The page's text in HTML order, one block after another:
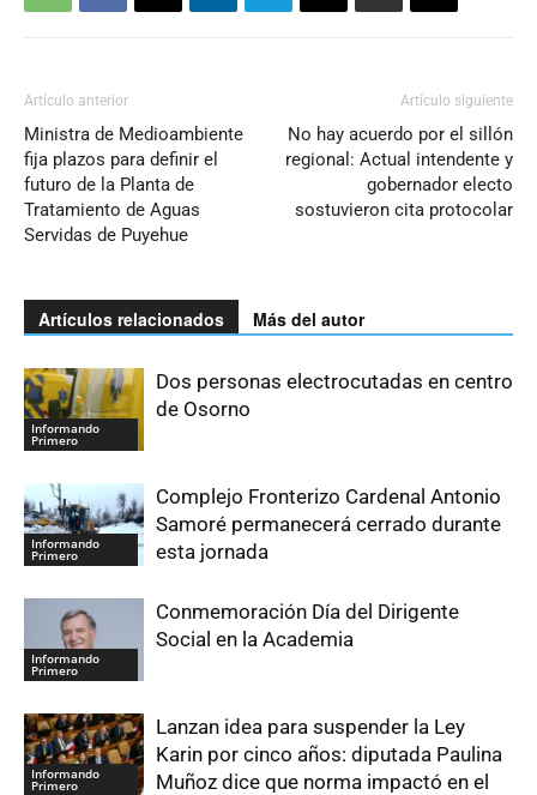
Artículo anterior
Ministra de Medioambiente
fija plazos para definir el
futuro de la Planta de
Tratamiento de Aguas
Servidas de Puyehue
Artículo siguiente
No hay acuerdo por el sillón
regional: Actual intendente y
gobernador electo
sostuvieron cita protocolar
Artículos relacionados Más del autor
Informando
Primero
Dos personas electrocutadas en centro
de Osorno
Informando
Primero
Complejo Fronterizo Cardenal Antonio
Samoré permanecerá cerrado durante
esta jornada
Informando
Primero
Conmemoración Día del Dirigente
Social en la Academia
Informando
Primero
Lanzan idea para suspender la Ley
Karin por cinco años: diputada Paulina
Muñoz dice que norma impactó en el